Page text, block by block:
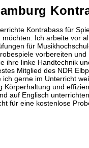
Kontrabass für
Ich arbeite vor
für
vorbereiten
ihre linke Handtechnik
Mitglied des NDR
gerne im Unterricht
und
auf Englisch
für eine kostenlose